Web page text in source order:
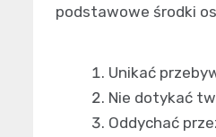
podstawowe środki
Unikać
Nie dotykać
Oddychać